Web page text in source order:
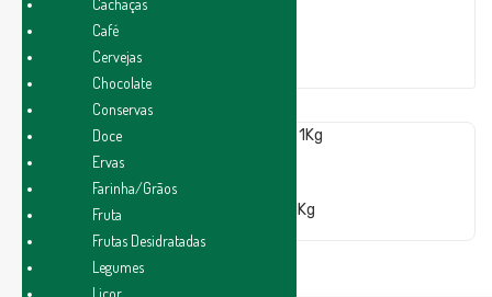
Banana Prata – 1Kg
Cachaças
Café
Cervejas
Chocolate
Conservas
Doce
Ervas
Farinha/Grãos
Fruta
Frutas Desidratadas
Legumes
Licor